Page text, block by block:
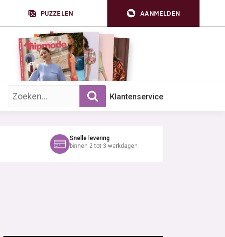
PUZZELEN AANMELDEN
Zoek op trefwoord: Klantenservice
Snelle levering
binnen 2 tot 3 werkdagen